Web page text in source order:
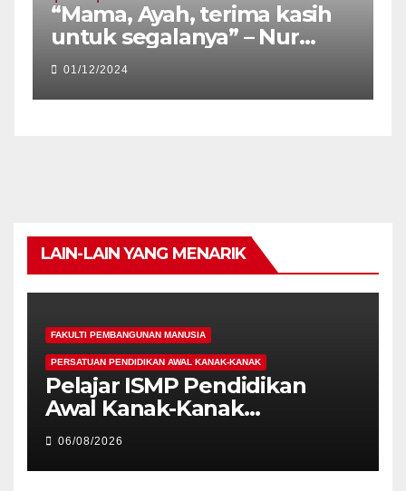
“Mama, Ayah, terima kasih
untuk segalanya” – Nur
Atiqa Balqis
01/12/2024
LAIN-LAIN YANG MENARIK
FAKULTI PEMBANGUNAN MANUSIA
PERSATUAN PENDIDIKAN AWAL KANAK-KANAK
Pelajar ISMP Pendidikan
Awal Kanak-Kanak
Cemerlang Raih
Pengiktirafan Antarabangsa
di IAM2026
06/08/2026